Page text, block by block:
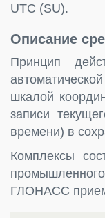
UTC (SU).
Описание
Принцип
шкалой
записи
времени) в
Комплексы
ГЛОНАСС